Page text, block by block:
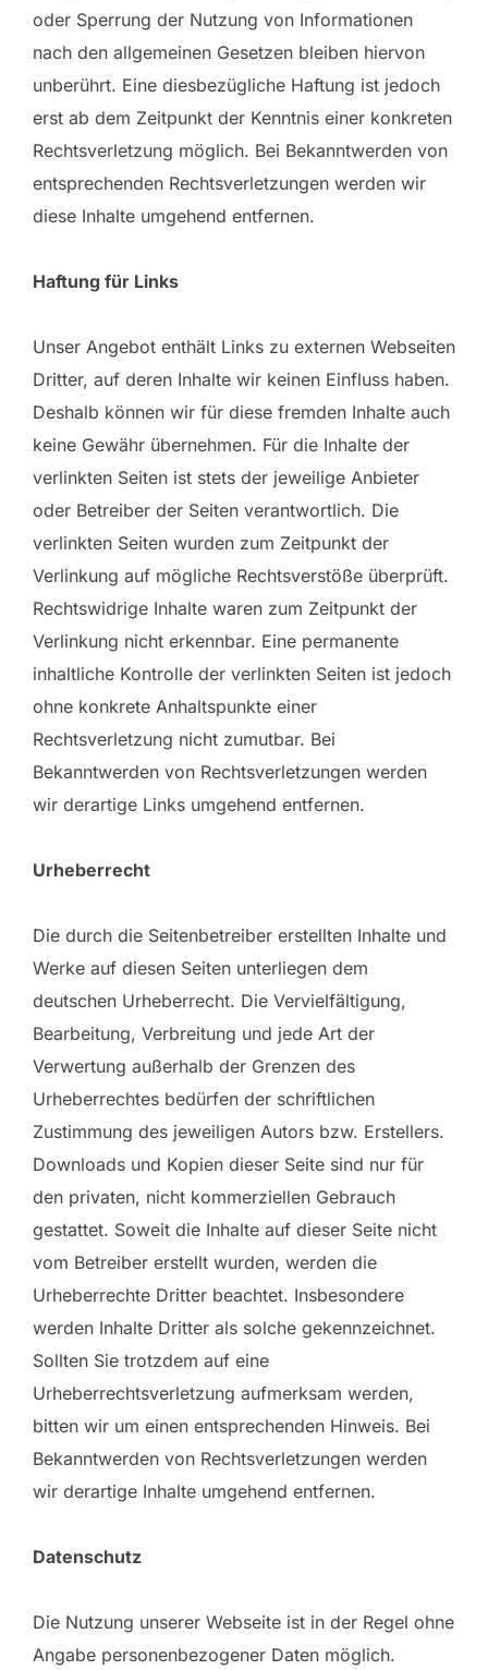
oder Sperrung der Nutzung von Informationen
nach den allgemeinen Gesetzen bleiben hiervon
unberührt. Eine diesbezügliche Haftung ist jedoch
erst ab dem Zeitpunkt der Kenntnis einer konkreten
Rechtsverletzung möglich. Bei Bekanntwerden von
entsprechenden Rechtsverletzungen werden wir
diese Inhalte umgehend entfernen.
Haftung für Links
Unser Angebot enthält Links zu externen Webseiten
Dritter, auf deren Inhalte wir keinen Einfluss haben.
Deshalb können wir für diese fremden Inhalte auch
keine Gewähr übernehmen. Für die Inhalte der
verlinkten Seiten ist stets der jeweilige Anbieter
oder Betreiber der Seiten verantwortlich. Die
verlinkten Seiten wurden zum Zeitpunkt der
Verlinkung auf mögliche Rechtsverstöße überprüft.
Rechtswidrige Inhalte waren zum Zeitpunkt der
Verlinkung nicht erkennbar. Eine permanente
inhaltliche Kontrolle der verlinkten Seiten ist jedoch
ohne konkrete Anhaltspunkte einer
Rechtsverletzung nicht zumutbar. Bei
Bekanntwerden von Rechtsverletzungen werden
wir derartige Links umgehend entfernen.
Urheberrecht
Die durch die Seitenbetreiber erstellten Inhalte und
Werke auf diesen Seiten unterliegen dem
deutschen Urheberrecht. Die Vervielfältigung,
Bearbeitung, Verbreitung und jede Art der
Verwertung außerhalb der Grenzen des
Urheberrechtes bedürfen der schriftlichen
Zustimmung des jeweiligen Autors bzw. Erstellers.
Downloads und Kopien dieser Seite sind nur für
den privaten, nicht kommerziellen Gebrauch
gestattet. Soweit die Inhalte auf dieser Seite nicht
vom Betreiber erstellt wurden, werden die
Urheberrechte Dritter beachtet. Insbesondere
werden Inhalte Dritter als solche gekennzeichnet.
Sollten Sie trotzdem auf eine
Urheberrechtsverletzung aufmerksam werden,
bitten wir um einen entsprechenden Hinweis. Bei
Bekanntwerden von Rechtsverletzungen werden
wir derartige Inhalte umgehend entfernen.
Datenschutz
Die Nutzung unserer Webseite ist in der Regel ohne
Angabe personenbezogener Daten möglich.